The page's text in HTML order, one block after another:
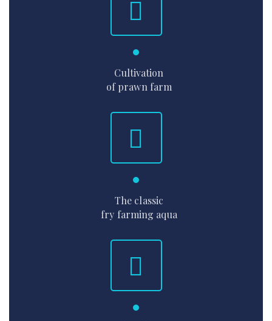
Cultivation
of prawn farm
The classic
fry farming aqua